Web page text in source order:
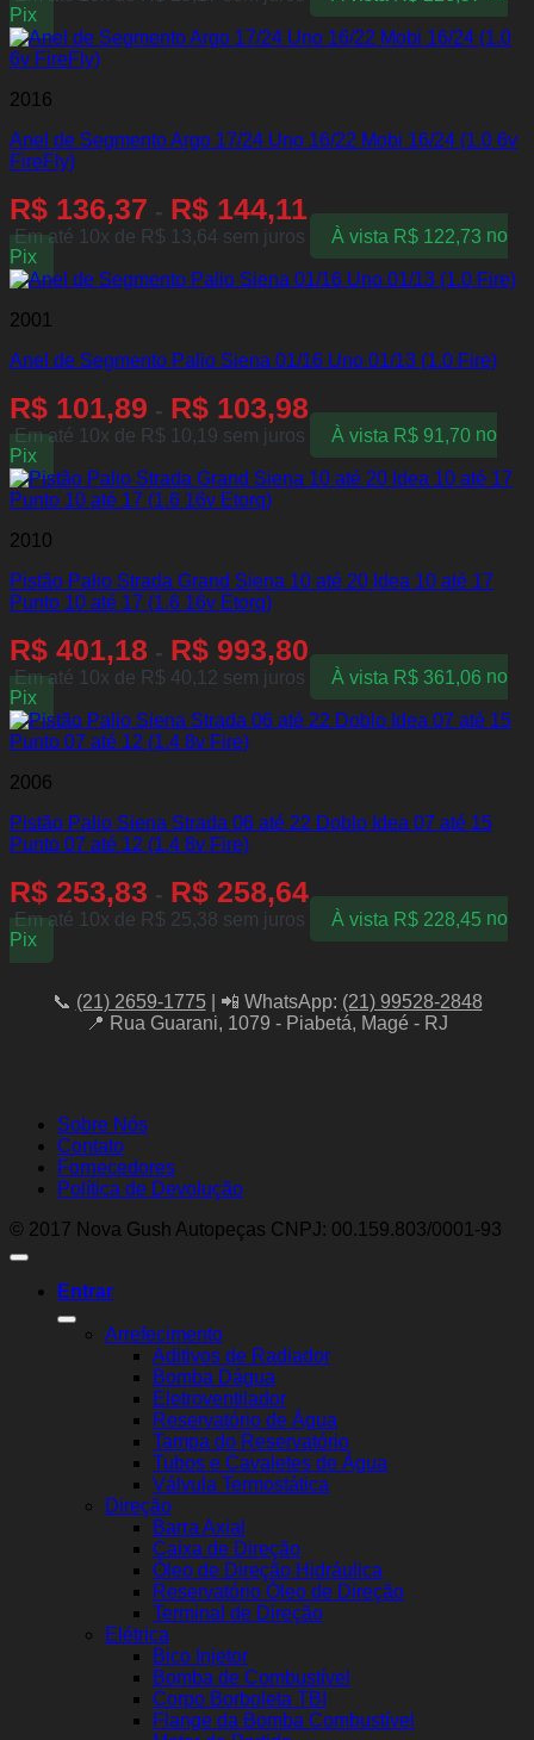
Pix
2016
Anel de Segmento Argo 17/24 Uno 16/22 Mobi 16/24 (1.0 6v
FireFly)
R$ 136,37 - R$ 144,11
Em até 10x de R$ 13,64 sem juros À vista R$122,73 no
Pix
2001
Anel de Segmento Palio Siena 01/16 Uno 01/13 (1.0 Fire)
R$ 101,89 - R$ 103,98
Em até 10x de R$ 10,19 sem juros À vista R$91,70 no
Pix
2010
Pistão Palio Strada Grand Siena 10 até 20 Idea 10 até 17
Punto 10 até 17 (1.6 16v Etorq)
R$ 401,18 - R$ 993,80
Em até 10x de R$ 40,12 sem juros À vista R$361,06 no
Pix
2006
Pistão Palio Siena Strada 06 até 22 Doblo Idea 07 até 15
Punto 07 até 12 (1.4 8v Fire)
R$ 253,83 - R$ 258,64
Em até 10x de R$ 25,38 sem juros À vista R$228,45 no
Pix
📞 (21) 2659-1775| 📲 WhatsApp: (21) 99528-2848
📍 Rua Guarani, 1079 - Piabetá, Magé - RJ
Sobre Nós
Contato
Fornecedores
Política de Devolução
© 2017 Nova Gush Autopeças CNPJ: 00.159.803/0001-93
Entrar
Arrefecimento
Aditivos de Radiador
Bomba Dágua
Eletroventilador
Reservatório de Água
Tampa do Reservatório
Tubos e Cavaletes de Água
Válvula Termostática
Direção
Barra Axial
Caixa de Direção
Óleo de Direção Hidráulica
Reservatório Óleo de Direção
Terminal de Direção
Elétrica
Bico Injetor
Bomba de Combustível
Corpo Borboleta TBI
Flange da Bomba Combustível